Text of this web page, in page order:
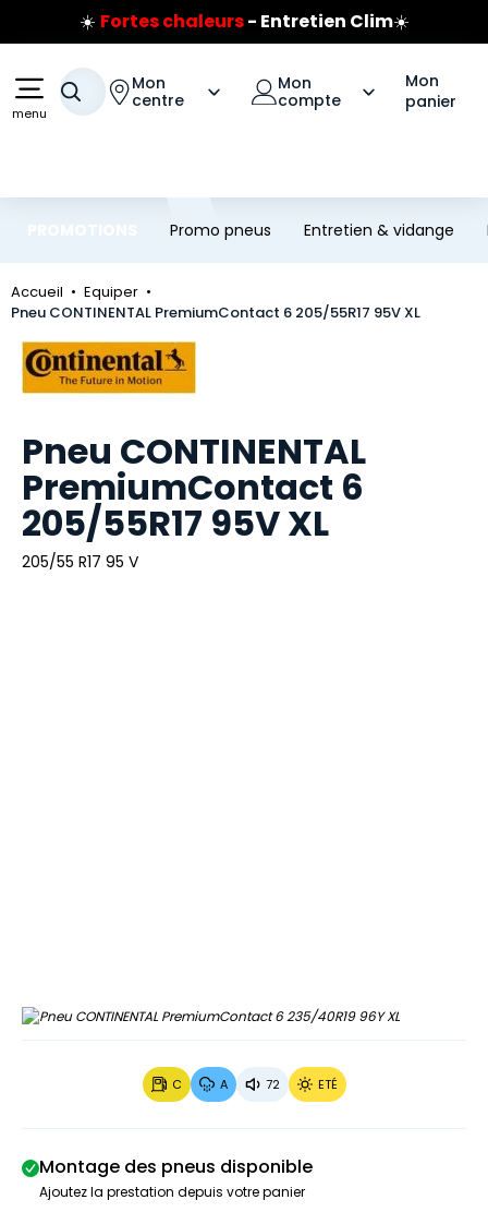
Aller au contenu principal
Aller à la navigation
☀️ Fortes chaleurs- Entretien Clim☀️
Prix coûtant pneus Bridgestone
Jusqu'à 120€ remboursés sur les pneus Bridgestone
menu
Votre recherche
Mon
centre
Mon
compte
Mon
panier
Promo pneus Entretien & vidange
Accueil
Equiper
Pneu CONTINENTAL PremiumContact 6 205/55R17 95V XL
Marque
Pneu CONTINENTAL
PremiumContact 6
205/55R17 95V XL
205/55 R17 95 V
C A 72 ETÉ
Montage des pneus disponible
Ajoutez la prestation depuis votre panier